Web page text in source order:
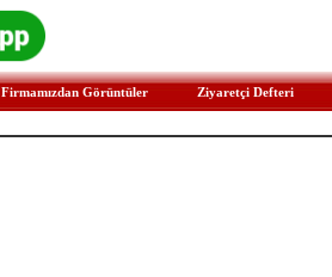
Firmamızdan Görüntüler Ziyaretçi Defteri